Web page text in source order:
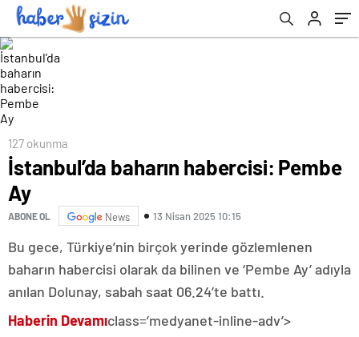
127 okunma
İstanbul’da baharın habercisi: Pembe
Ay
ABONE OL News 13 Nisan 2025 10:15
Bu gece, Türkiye’nin birçok yerinde gözlemlenen
baharın habercisi olarak da bilinen ve ‘Pembe Ay’ adıyla
anılan Dolunay, sabah saat 06.24’te battı.
Haberin Devamıclass=’medyanet-inline-adv’>
aradı, ardından vahşet çıktı